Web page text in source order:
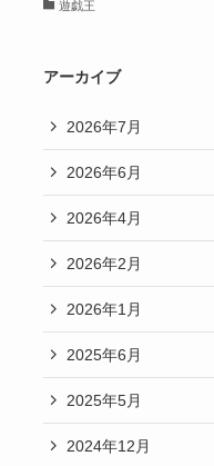
遊戯王
アーカイブ
2026年7月
2026年6月
2026年4月
2026年2月
2026年1月
2025年6月
2025年5月
2024年12月